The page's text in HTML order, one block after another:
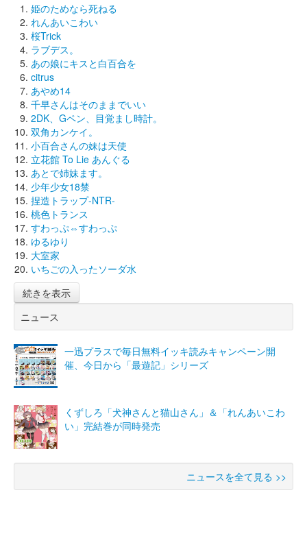
姫のためなら死ねる
れんあいこわい
桜Trick
ラブデス。
あの娘にキスと白百合を
citrus
あやめ14
千早さんはそのままでいい
2DK、Gペン、目覚まし時計。
双角カンケイ。
小百合さんの妹は天使
立花館 To Lie あんぐる
あとで姉妹ます。
少年少女18禁
捏造トラップ-NTR-
桃色トランス
すわっぷ⇔すわっぷ
ゆるゆり
大室家
いちごの入ったソーダ水
続きを表示
ニュース
一迅プラスで毎日無料イッキ読みキャンペーン開
催、今日から「最遊記」シリーズ
くずしろ「犬神さんと猫山さん」＆「れんあいこわ
い」完結巻が同時発売
ニュースを全て見る >>